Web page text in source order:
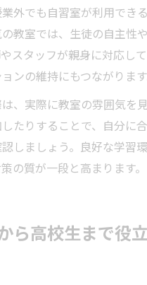
外でも自習室が利用でき
教室では、生徒の自主性
スタッフが親身に対応して
ンの維持にもつながります
、実際に教室の雰囲気を
たりすることで、自分に
しましょう。良好な学習
の質が一段と高まります。
ら高校生まで役